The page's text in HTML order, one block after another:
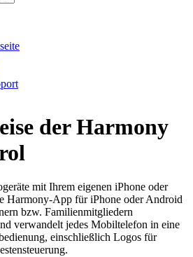
der Harmony
mit Ihrem eigenen iPhone oder
Harmony-App für iPhone oder Android
bzw. Familienmitgliedern
verwandelt jedes Mobiltelefon in eine
einschließlich Logos für